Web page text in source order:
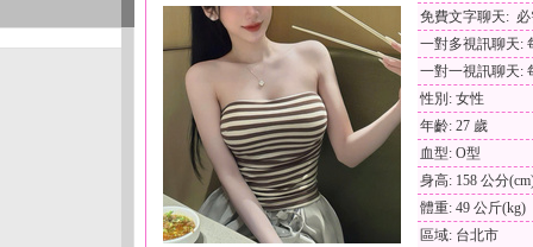
免費文字聊天:
一對多視訊聊天:
一對一視訊聊天:
性別: 女性
年齡: 27 歲
血型: O型
身高: 158 公分
體重: 49 公斤(kg)
區域: 台北市